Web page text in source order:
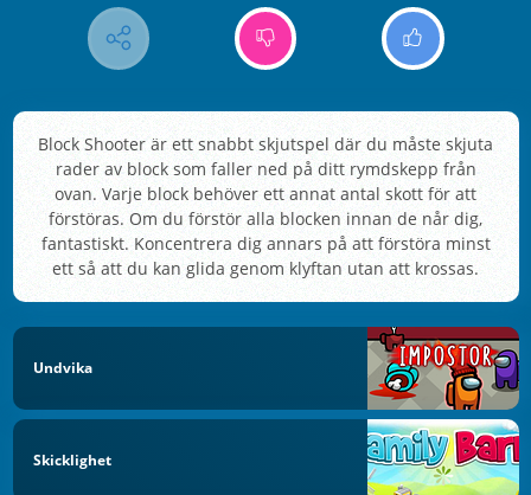
Block Shooter är ett snabbt skjutspel där du måste skjuta
rader av block som faller ned på ditt rymdskepp från
ovan. Varje block behöver ett annat antal skott för att
förstöras. Om du förstör alla blocken innan de når dig,
fantastiskt. Koncentrera dig annars på att förstöra minst
ett så att du kan glida genom klyftan utan att krossas.
Undvika
Skicklighet